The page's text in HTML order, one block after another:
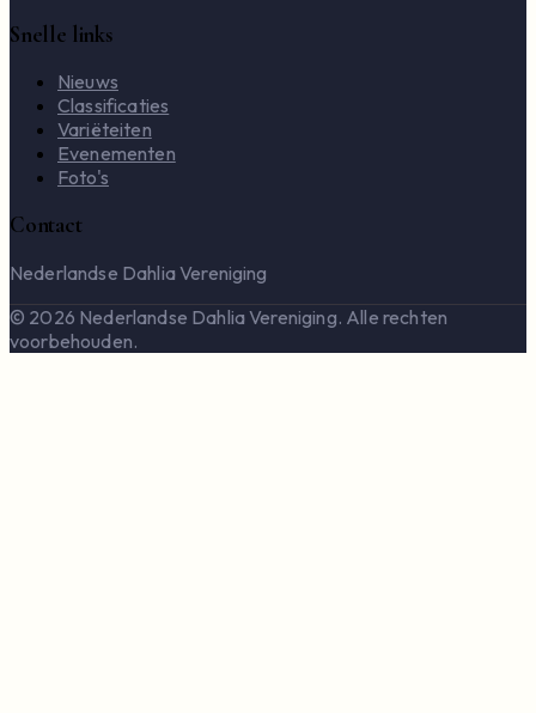
Snelle links
Nieuws
Classificaties
Variëteiten
Evenementen
Foto's
Contact
Nederlandse Dahlia Vereniging
© 2026 Nederlandse Dahlia Vereniging. Alle rechten
voorbehouden.